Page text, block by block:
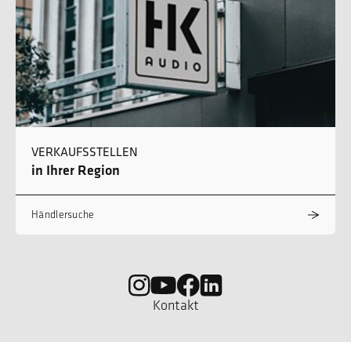
VERKAUFSSTELLEN
in Ihrer Region
Händlersuche
Kontakt